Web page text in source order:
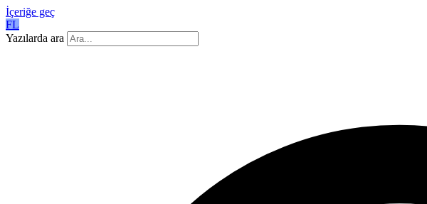
İçeriğe geç
FL
Yazılarda ara